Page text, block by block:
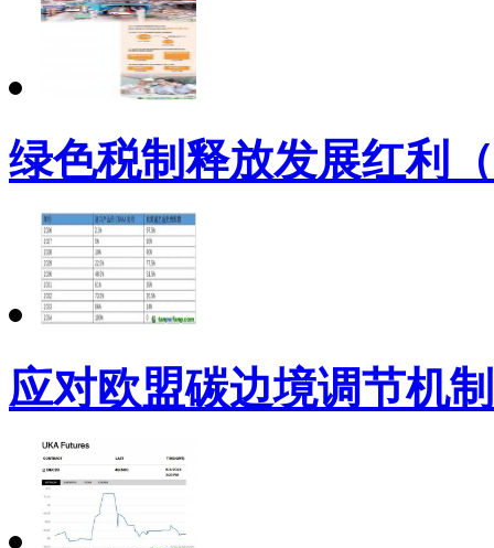
绿色税制释放发展红利
应对欧盟碳边境调节机